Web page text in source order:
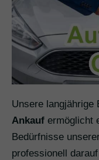
Unsere langjährige
Ankauf ermöglicht
Bedürfnisse
professionell